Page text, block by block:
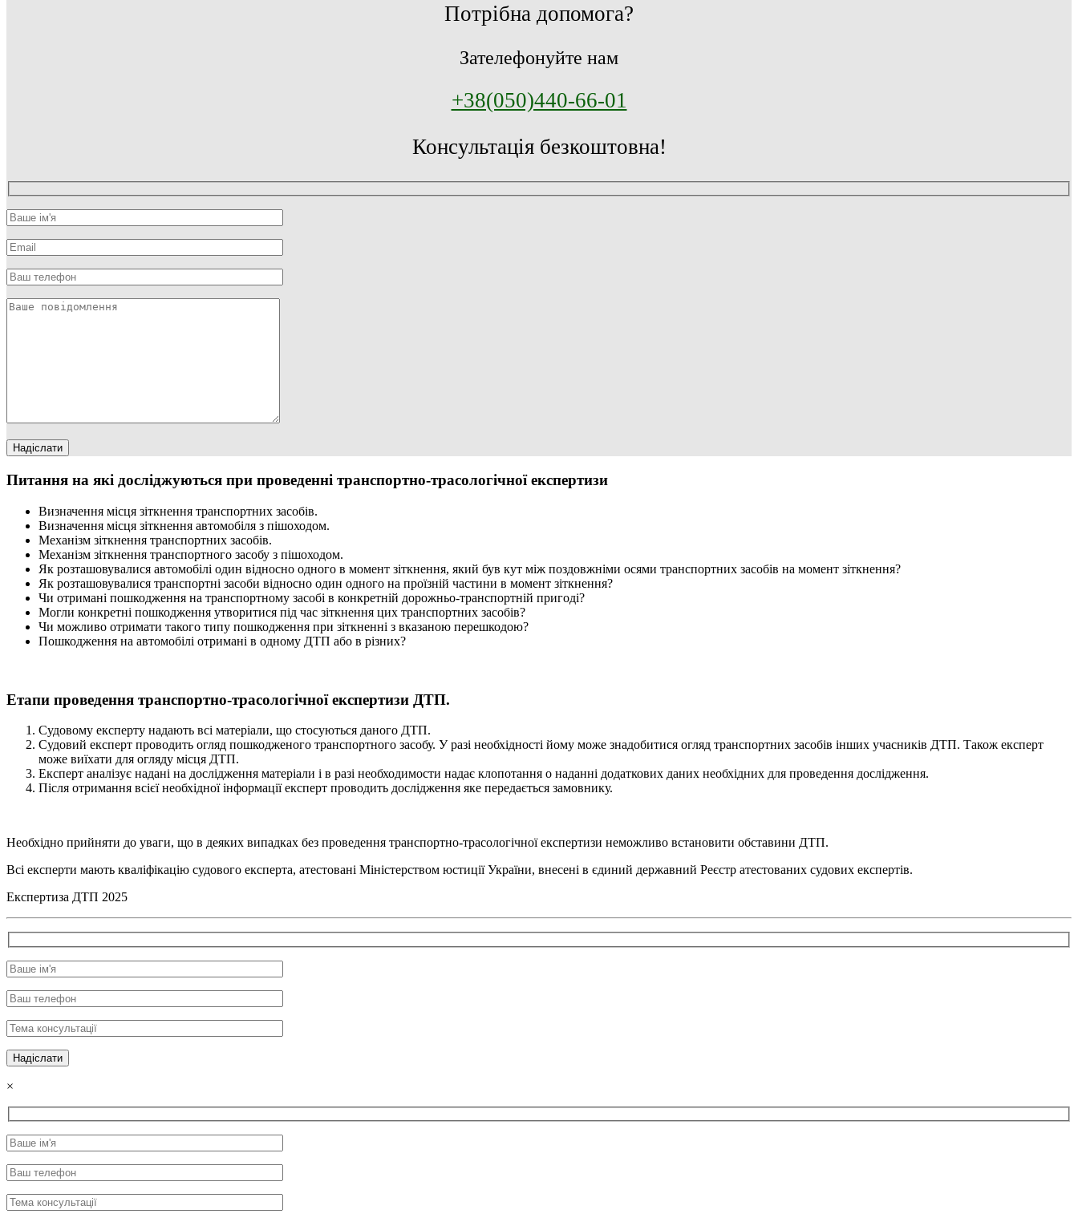
Потрібна допомога?
Зателефонуйте нам
+38(050)440-66-01
Консультація безкоштовна!
Питання на які досліджуються при проведенні транспортно-трасологічної експертизи
Визначення місця зіткнення транспортних засобів.
Визначення місця зіткнення автомобіля з пішоходом.
Механізм зіткнення транспортних засобів.
Механізм зіткнення транспортного засобу з пішоходом.
Як розташовувалися автомобілі один відносно одного в момент зіткнення, який був кут між поздовжніми осями транспортних засобів на момент зіткнення?
Як розташовувалися транспортні засоби відносно один одного на проїзній частини в момент зіткнення?
Чи отримані пошкодження на транспортному засобі в конкретній дорожньо-транспортній пригоді?
Могли конкретні пошкодження утворитися під час зіткнення цих транспортних засобів?
Чи можливо отримати такого типу пошкодження при зіткненні з вказаною перешкодою?
Пошкодження на автомобілі отримані в одному ДТП або в різних?
Етапи проведення транспортно-трасологічної експертизи ДТП.
Судовому експерту надають всі матеріали, що стосуються даного ДТП.
Судовий експерт проводить огляд пошкодженого транспортного засобу. У разі необхідності йому може знадобитися огляд транспортних засобів інших учасників ДТП. Також експерт
може виїхати для огляду місця ДТП.
Експерт аналізує надані на дослідження матеріали і в разі необходимости надає клопотання о наданні додаткових даних необхідних для проведення дослідження.
Після отримання всієї необхідної інформації експерт проводить дослідження яке передається замовнику.
Необхідно прийняти до уваги, що в деяких випадках без проведення транспортно-трасологічної експертизи неможливо встановити обставини ДТП.
Всі експерти мають кваліфікацію судового експерта, атестовані Міністерством юстиції України, внесені в єдиний державний Реєстр атестованих судових експертів.
Експертиза ДТП 2025
×